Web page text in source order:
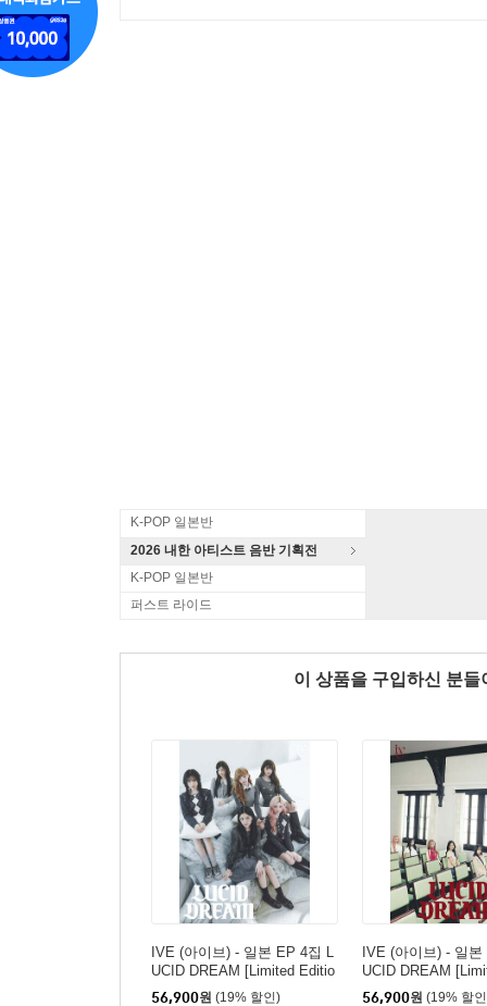
K-POP 일본반
2026 내한 아티스트 음반 기획전
K-POP 일본반
퍼스트 라이드
이 상품을 구입하신 분
IVE (아이브) - 일본 EP 4집 L
UCID DREAM [Limited Editio
n V / CD + PhotoBook]
56,900원 (19% 할인)
IVE (아이브) - 일
UCID DREAM
n E / CD +
56,900원 (19% 할